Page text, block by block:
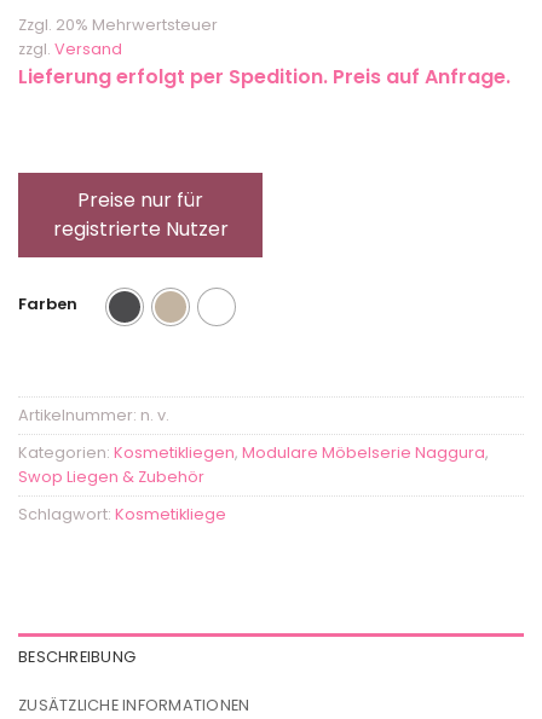
Zzgl. 20% Mehrwertsteuer
zzgl. Versand
Lieferung erfolgt per Spedition. Preis auf Anfrage.
Preise nur für
registrierte Nutzer
Farben
Artikelnummer: n. v.
Kategorien: Kosmetikliegen, Modulare Möbelserie Naggura,
Swop Liegen & Zubehör
Schlagwort: Kosmetikliege
BESCHREIBUNG
ZUSÄTZLICHE INFORMATIONEN